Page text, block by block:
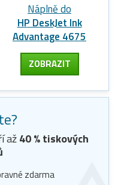
Náplně do
HP DeskJet Ink
Advantage 4675
ZOBRAZIT
až40% tiskových
zdarma